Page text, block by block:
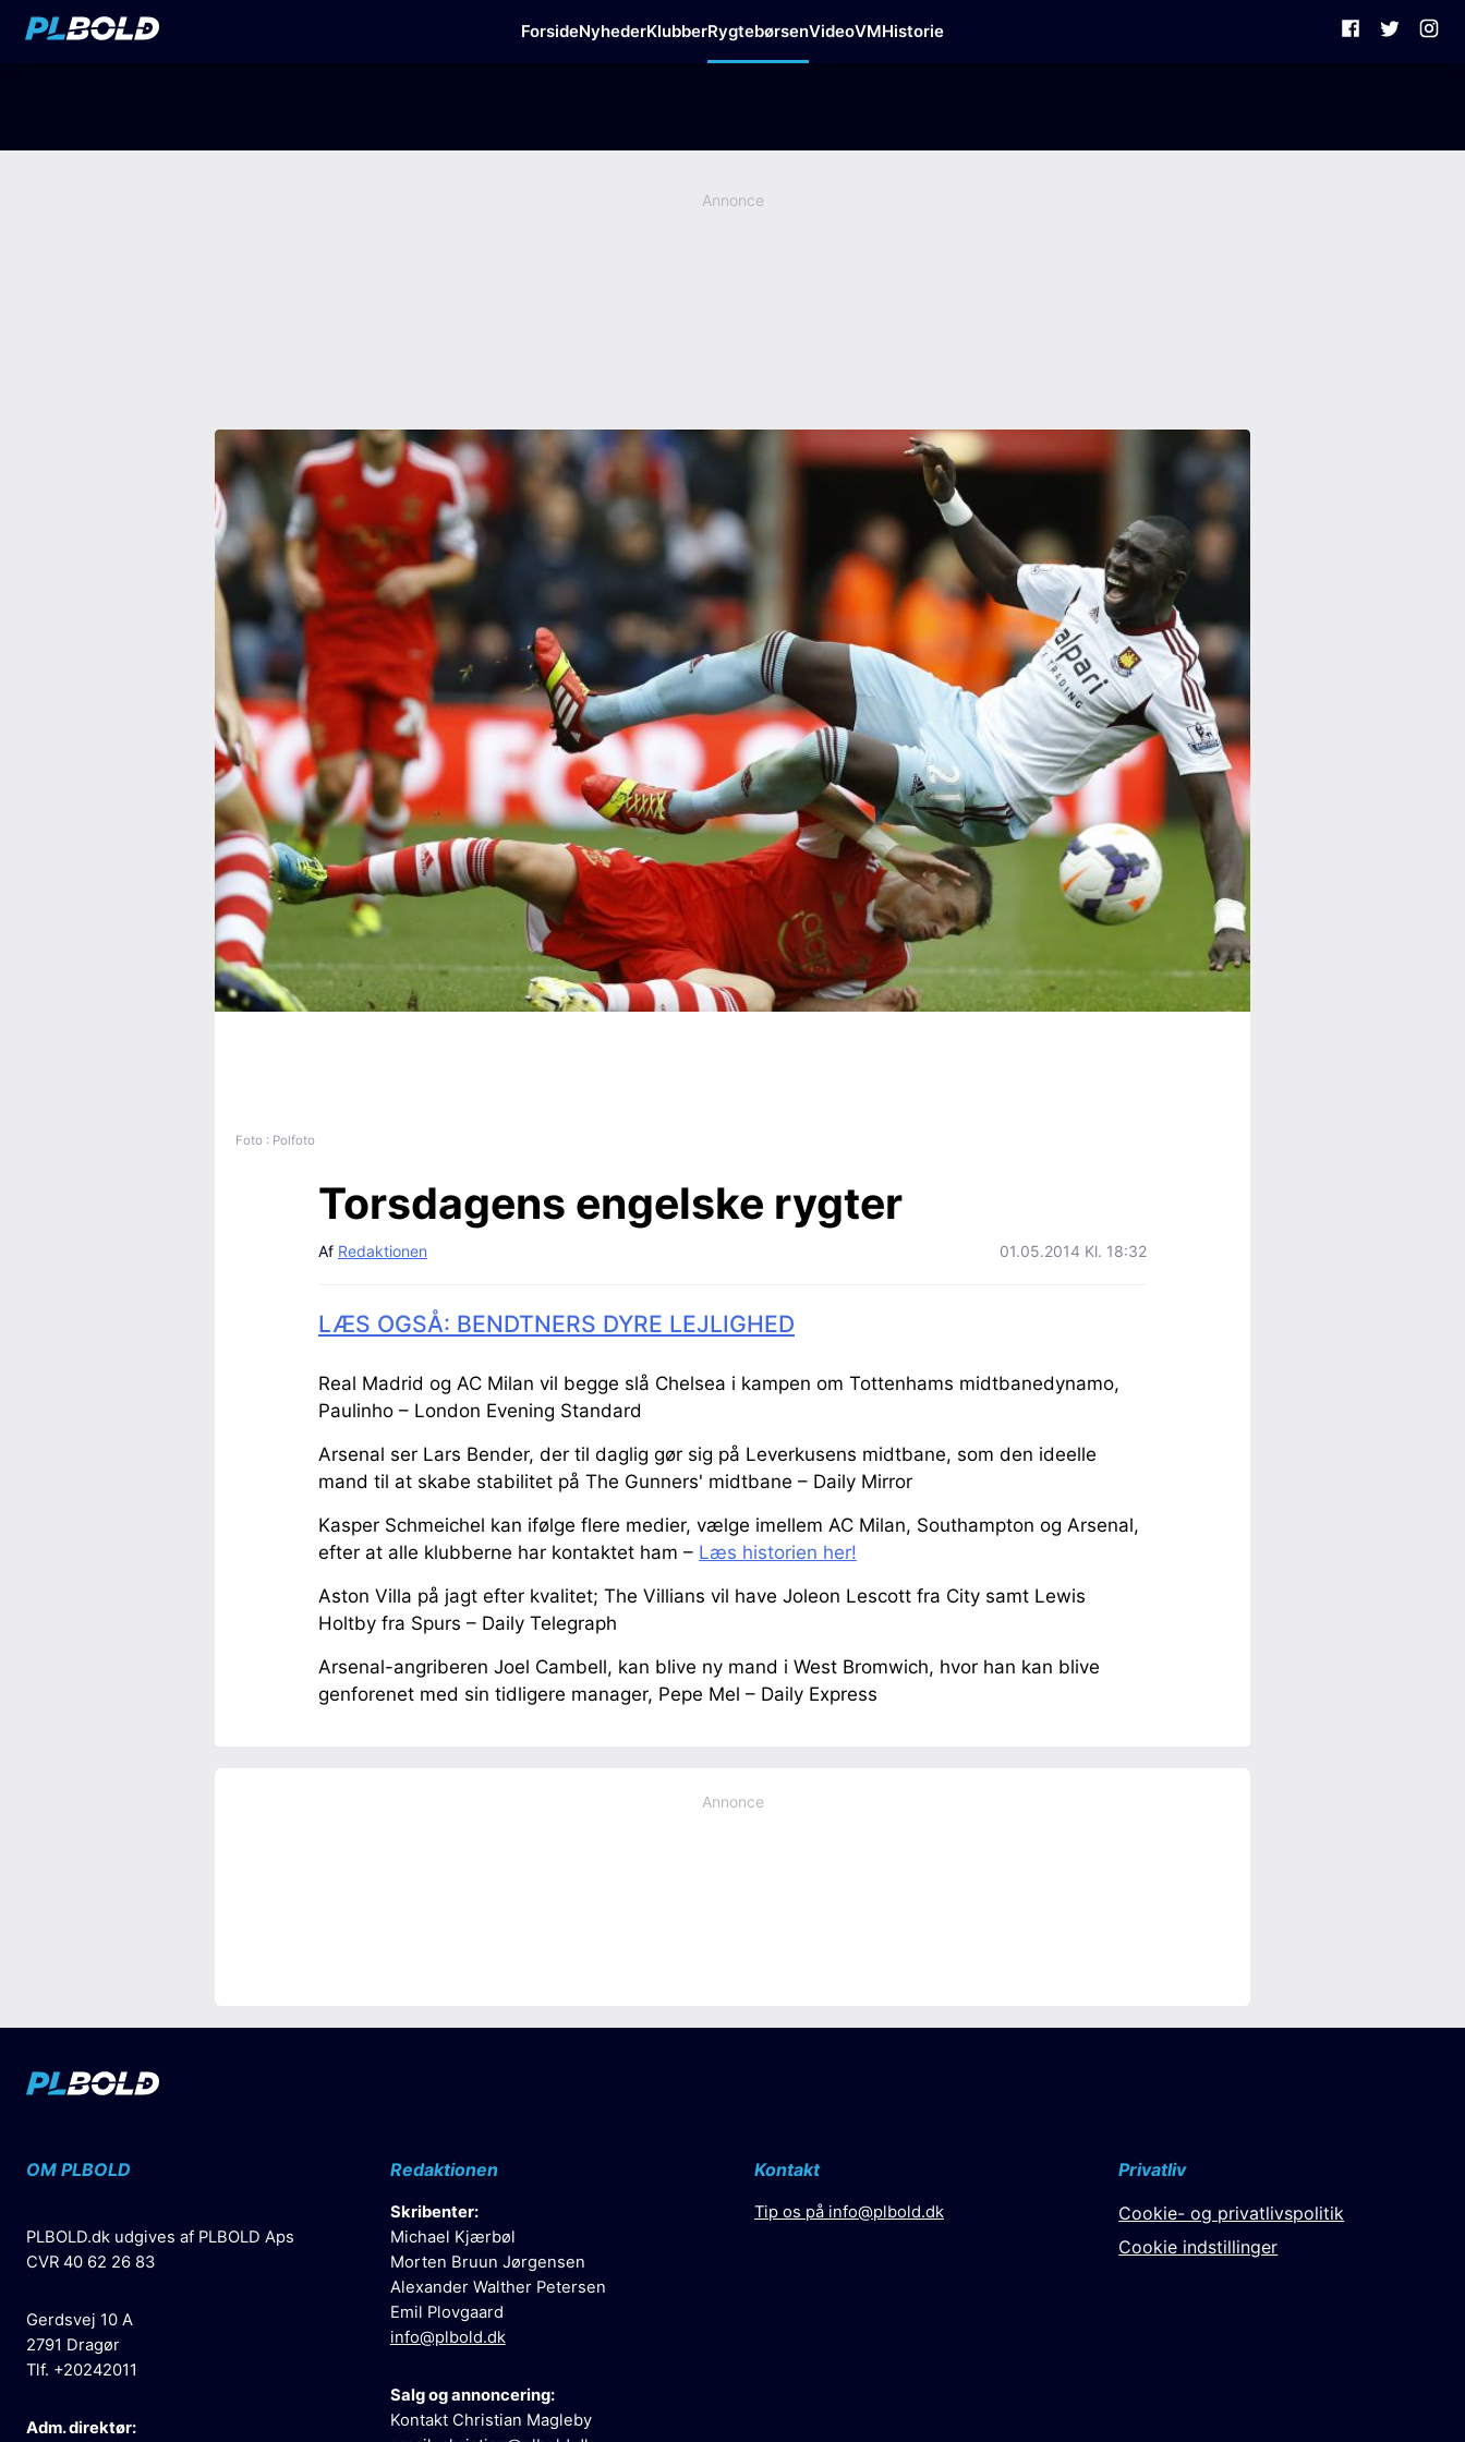
ForsideNyhederKlubberRygtebørsenVideoVMHistorie
Annonce
Foto : Polfoto
Torsdagens engelske rygter
Af Redaktionen 01.05.2014 Kl. 18:32
LÆS OGSÅ: BENDTNERS DYRE LEJLIGHED
Real Madrid og AC Milan vil begge slå Chelsea i kampen om Tottenhams midtbanedynamo,
Paulinho – London Evening Standard
Arsenal ser Lars Bender, der til daglig gør sig på Leverkusens midtbane, som den ideelle
mand til at skabe stabilitet på The Gunners' midtbane – Daily Mirror
Kasper Schmeichel kan ifølge flere medier, vælge imellem AC Milan, Southampton og Arsenal,
efter at alle klubberne har kontaktet ham – Læs historien her!
Aston Villa på jagt efter kvalitet; The Villians vil have Joleon Lescott fra City samt Lewis
Holtby fra Spurs – Daily Telegraph
Arsenal-angriberen Joel Cambell, kan blive ny mand i West Bromwich, hvor han kan blive
genforenet med sin tidligere manager, Pepe Mel – Daily Express
Annonce
OM PLBOLD
PLBOLD.dk udgives af PLBOLD Aps
CVR 40 62 26 83
Gerdsvej 10 A
2791 Dragør
Tlf. +20242011
Adm. direktør:
Redaktionen
Skribenter:
Michael Kjærbøl
Morten Bruun Jørgensen
Alexander Walther Petersen
Emil Plovgaard
info@plbold.dk
Salg og annoncering:
Kontakt Christian Magleby
Kontakt
Tip os på info@plbold.dk
Privatliv
Cookie- og privatlivspolitik
Cookie indstillinger